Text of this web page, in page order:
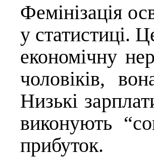
Фемінізація
у статистиці.
економічну
чоловіків,
Низькі
виконують
прибуток.